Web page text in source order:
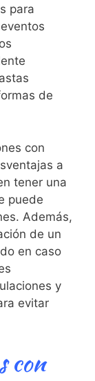
⁣para
de
con
a⁤
tener una
puede
Además,
de un
en caso
y
evitar
⁣con